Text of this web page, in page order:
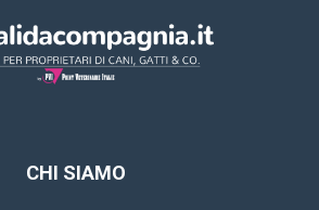
CHI SIAMO